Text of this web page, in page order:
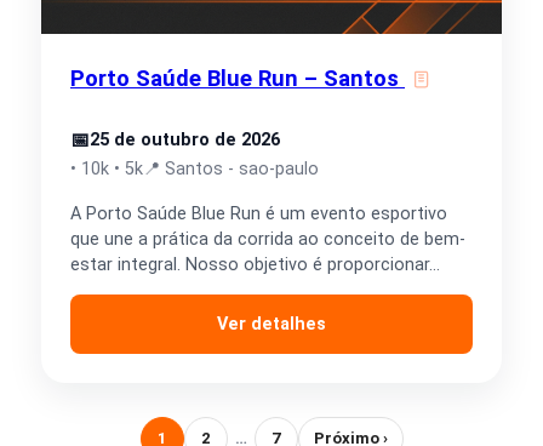
Porto Saúde Blue Run – Santos
📅25 de outubro de 2026
• 10k • 5k📍 Santos - sao-paulo
A Porto Saúde Blue Run é um evento esportivo
que une a prática da corrida ao conceito de bem-
estar integral. Nosso objetivo é proporcionar…
Ver detalhes
1 2 … 7 Próximo ›